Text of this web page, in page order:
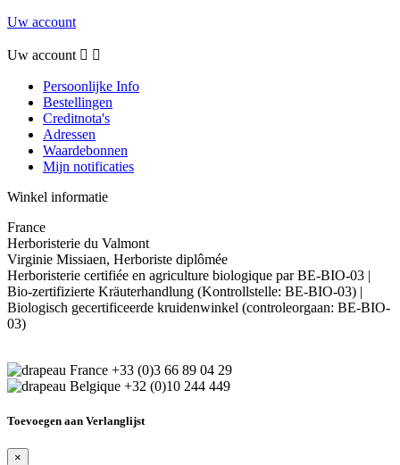
Uw account
Uw account  
Persoonlijke Info
Bestellingen
Creditnota's
Adressen
Waardebonnen
Mijn notificaties
Winkel informatie
France
Herboristerie du Valmont
Virginie Missiaen, Herboriste diplômée
Herboristerie certifiée en agriculture biologique par BE-BIO-03 |
Bio-zertifizierte Kräuterhandlung (Kontrollstelle: BE-BIO-03) |
Biologisch gecertificeerde kruidenwinkel (controleorgaan: BE-BIO-
03)
+33 (0)3 66 89 04 29
+32 (0)10 244 449
Toevoegen aan Verlanglijst
×